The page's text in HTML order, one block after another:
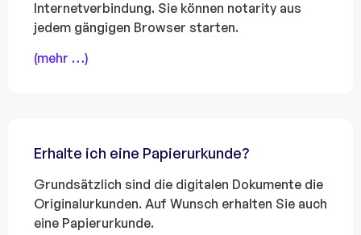
Internetverbindung. Sie können notarity aus
jedem gängigen Browser starten.
(mehr …)
Erhalte ich eine Papierurkunde?
Grundsätzlich sind die digitalen Dokumente die
Originalurkunden. Auf Wunsch erhalten Sie auch
eine Papierurkunde.